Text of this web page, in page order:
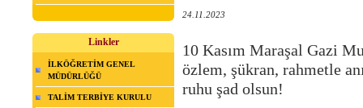
Linkler
İLKÖĞRETİM GENEL
MÜDÜRLÜĞÜ
TALİM TERBİYE KURULU
24.11.2023
10 Kasım Maraşal Gazi
özlem, şükran, rahmetle
ruhu şad olsun!